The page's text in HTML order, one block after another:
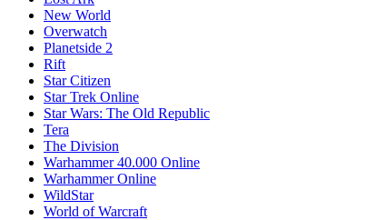
New World
Overwatch
Planetside 2
Rift
Star Citizen
Star Trek Online
Star Wars: The Old Republic
Tera
The Division
Warhammer 40.000 Online
Warhammer Online
WildStar
World of Warcraft